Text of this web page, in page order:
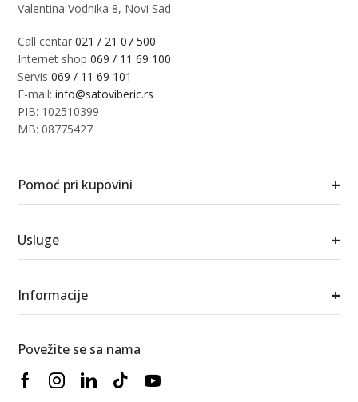
Valentina Vodnika 8, Novi Sad
Call centar021 / 21 07 500
Internet shop069 / 11 69 100
Servis069 / 11 69 101
E-mail:info@satoviberic.rs
PIB: 102510399
MB: 08775427
Pomoć pri kupovini +
Usluge +
Informacije +
Povežite se sa nama